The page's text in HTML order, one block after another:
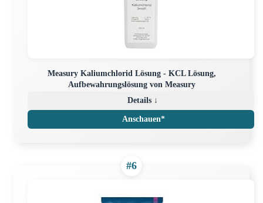
Measury Kaliumchlorid Lösung - KCL Lösung,
Aufbewahrungslösung von Measury
Details ↓
Anschauen*
#6